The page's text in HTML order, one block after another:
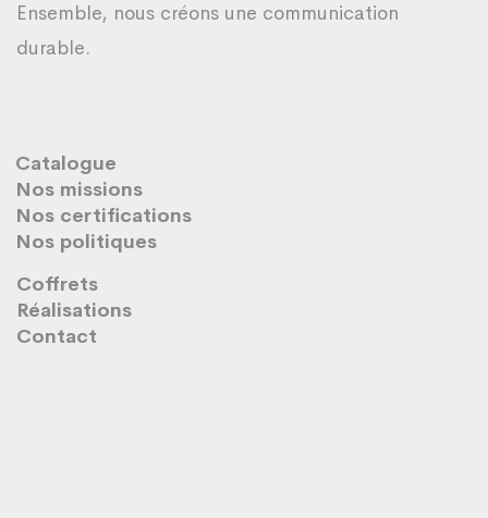
Ensemble, nous créons une communication
durable.
Catalogue
Nos missions
Nos certifications
Nos politiques
Coffrets
Réalisations
Contact